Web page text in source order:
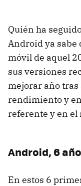
Quién ha
Android ya sabe
móvil de aquel
sus versiones
mejorar año
rendimiento y
referente y en el
Android, 6
En estos 6